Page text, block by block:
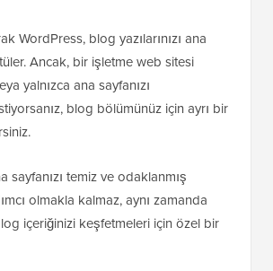
WordPress, blog yazılarınızı ana
Ancak, bir işletme web sitesi
yalnızca ana sayfanızı
blog bölümünüz için ayrı bir
sayfanızı temiz ve odaklanmış
olmakla kalmaz, aynı zamanda
içeriğinizi keşfetmeleri için özel bir